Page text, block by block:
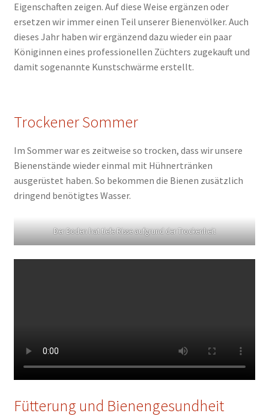
Eigenschaften zeigen. Auf diese Weise ergänzen oder
ersetzen wir immer einen Teil unserer Bienenvölker. Auch
dieses Jahr haben wir ergänzend dazu wieder ein paar
Königinnen eines professionellen Züchters zugekauft und
damit sogenannte Kunstschwärme erstellt.
Trockener Sommer
Im Sommer war es zeitweise so trocken, dass wir unsere
Bienenstände wieder einmal mit Hühnertränken
ausgerüstet haben. So bekommen die Bienen zusätzlich
dringend benötigtes Wasser.
Der Boden hat tiefe Risse aufgrund der Trockenheit
Fütterung und Bienengesundheit